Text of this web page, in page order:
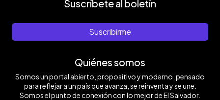
Suscríbete al boletín
Suscribirme
Quiénes somos
Somos un portal abierto, propositivo y moderno, pensado
para reflejar a un país que avanza, se reinventa y se une.
Somos el punto de conexión con lo mejor de El Salvador.